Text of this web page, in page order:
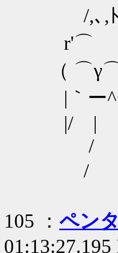
/,､,ﾄ.-
r'⌒ ｀
（
|｀ー
|/ |
/
/
105 ： ペン
01:13:27.195